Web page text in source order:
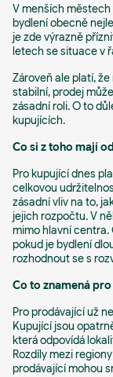
V menších
bydlení obecně
je zde výrazně
letech se situace v
Zároveň ale platí,
stabilní, prodej
zásadní roli. O to
kupujících.
Co si z toho mají
Pro kupující dnes
celkovou
zásadní vliv na to,
jejich rozpočtu. V
mimo hlavní centra.
pokud je bydlení
rozhodnout se s
Co to znamená
Pro prodávající už
Kupující jsou
která odpovídá
Rozdíly mezi
prodávající mohou